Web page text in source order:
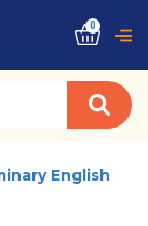
0
English